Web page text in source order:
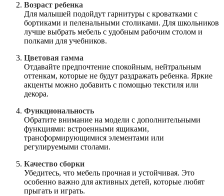
Возраст ребенка
Для малышей подойдут гарнитуры с кроватками с
бортиками и пеленальными столиками. Для школьников
лучше выбрать мебель с удобным рабочим столом и
полками для учебников.
Цветовая гамма
Отдавайте предпочтение спокойным, нейтральным
оттенкам, которые не будут раздражать ребенка. Яркие
акценты можно добавить с помощью текстиля или
декора.
Функциональность
Обратите внимание на модели с дополнительными
функциями: встроенными ящиками,
трансформирующимися элементами или
регулируемыми столами.
Качество сборки
Убедитесь, что мебель прочная и устойчивая. Это
особенно важно для активных детей, которые любят
прыгать и играть.